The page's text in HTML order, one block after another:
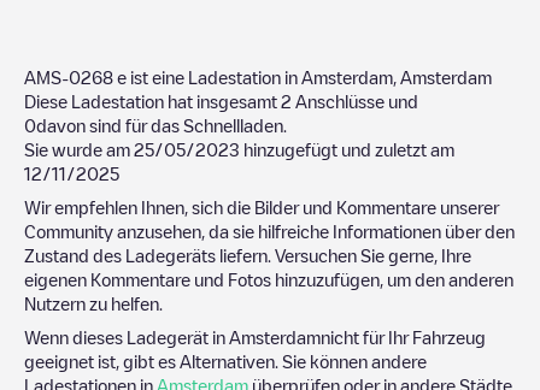
AMS-0268 e ist eine Ladestation in Amsterdam Amsterdam
Diese Ladestation hat insgesamt 2 Anschlüsse und
0davon sind für das Schnellladen.
Sie wurde am 25/05/2023 hinzugefügt und zuletzt am
12/11/2025
Wir empfehlen Ihnen, sich die Bilder und Kommentare unserer
Community anzusehen, da sie hilfreiche Informationen über den
Zustand des Ladegeräts liefern. Versuchen Sie gerne, Ihre
eigenen Kommentare und Fotos hinzuzufügen, um den anderen
Nutzern zu helfen.
Wenn dieses Ladegerät in Amsterdamnicht für Ihr Fahrzeug
geeignet ist, gibt es Alternativen. Sie können andere
Ladestationen in Amsterdam überprüfen oder in andere Städte